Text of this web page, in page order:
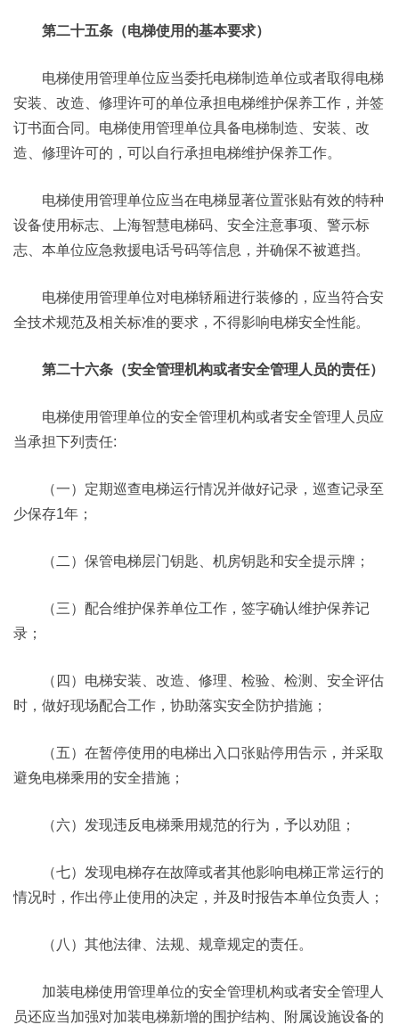
第二十五条（电梯使用的基本要求）
电梯使用管理单位应当委托电梯制造单位或者取得电梯
安装、改造、修理许可的单位承担电梯维护保养工作，并签
订书面合同。电梯使用管理单位具备电梯制造、安装、改
造、修理许可的，可以自行承担电梯维护保养工作。
电梯使用管理单位应当在电梯显著位置张贴有效的特种
设备使用标志、上海智慧电梯码、安全注意事项、警示标
志、本单位应急救援电话号码等信息，并确保不被遮挡。
电梯使用管理单位对电梯轿厢进行装修的，应当符合安
全技术规范及相关标准的要求，不得影响电梯安全性能。
第二十六条（安全管理机构或者安全管理人员的责任）
电梯使用管理单位的安全管理机构或者安全管理人员应
当承担下列责任:
（一）定期巡查电梯运行情况并做好记录，巡查记录至
少保存1年；
（二）保管电梯层门钥匙、机房钥匙和安全提示牌；
（三）配合维护保养单位工作，签字确认维护保养记
录；
（四）电梯安装、改造、修理、检验、检测、安全评估
时，做好现场配合工作，协助落实安全防护措施；
（五）在暂停使用的电梯出入口张贴停用告示，并采取
避免电梯乘用的安全措施；
（六）发现违反电梯乘用规范的行为，予以劝阻；
（七）发现电梯存在故障或者其他影响电梯正常运行的
情况时，作出停止使用的决定，并及时报告本单位负责人；
（八）其他法律、法规、规章规定的责任。
加装电梯使用管理单位的安全管理机构或者安全管理人
员还应当加强对加装电梯新增的围护结构、附属设施设备的